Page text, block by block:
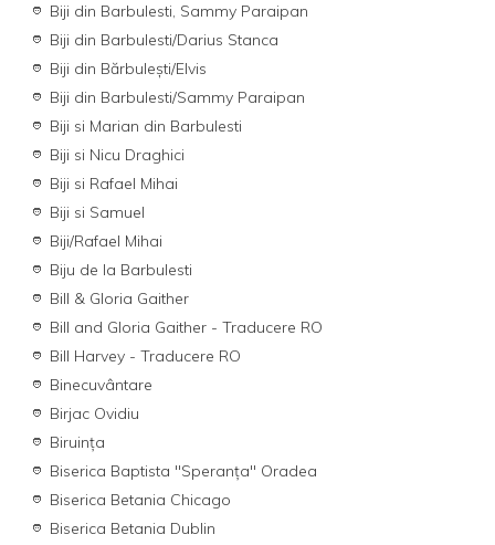
Biji din Barbulesti, Sammy Paraipan
Biji din Barbulesti/Darius Stanca
Biji din Bărbulești/Elvis
Biji din Barbulesti/Sammy Paraipan
Biji si Marian din Barbulesti
Biji si Nicu Draghici
Biji si Rafael Mihai
Biji si Samuel
Biji/Rafael Mihai
Biju de la Barbulesti
Bill & Gloria Gaither
Bill and Gloria Gaither - Traducere RO
Bill Harvey - Traducere RO
Binecuvântare
Birjac Ovidiu
Biruinţa
Biserica Baptista "Speranţa" Oradea
Biserica Betania Chicago
Biserica Betania Dublin